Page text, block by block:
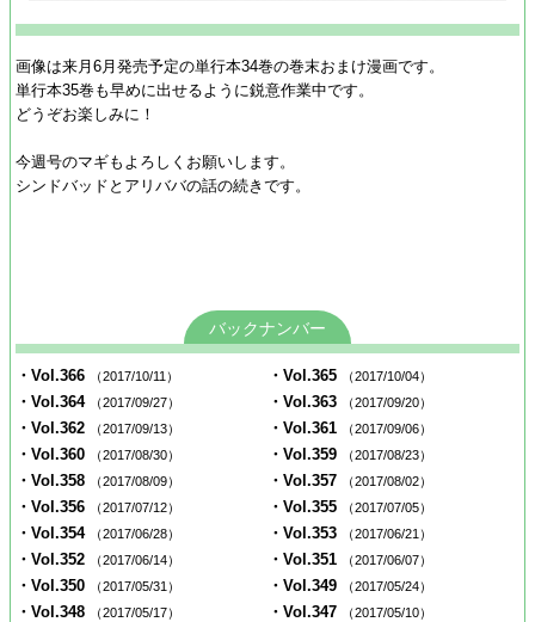
画像は来月6月発売予定の単行本34巻の巻末おまけ漫画です。
単行本35巻も早めに出せるように鋭意作業中です。
どうぞお楽しみに！
今週号のマギもよろしくお願いします。
シンドバッドとアリババの話の続きです。
バックナンバー
・Vol.366 （2017/10/11） ・Vol.365 （2017/10/04）
・Vol.364 （2017/09/27） ・Vol.363 （2017/09/20）
・Vol.362 （2017/09/13） ・Vol.361 （2017/09/06）
・Vol.360 （2017/08/30） ・Vol.359 （2017/08/23）
・Vol.358 （2017/08/09） ・Vol.357 （2017/08/02）
・Vol.356 （2017/07/12） ・Vol.355 （2017/07/05）
・Vol.354 （2017/06/28） ・Vol.353 （2017/06/21）
・Vol.352 （2017/06/14） ・Vol.351 （2017/06/07）
・Vol.350 （2017/05/31） ・Vol.349 （2017/05/24）
・Vol.348 （2017/05/17） ・Vol.347 （2017/05/10）